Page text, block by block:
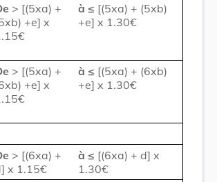
> [(5xa) +
+e] x
à ≤ [(5xa) + (5xb)
+e] x 1.30€
> [(5xa) +
+e] x
à ≤ [(5xa) + (6xb)
+e] x 1.30€
> [(6xa) +
x 1.15€
à ≤ [(6xa) + d] x
1.30€